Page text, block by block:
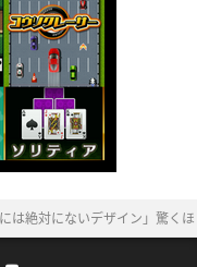
には絶対にないデザイン」驚く